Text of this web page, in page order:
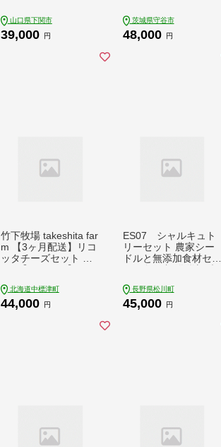
山口県下関市
39,000 円
茨城県守谷市
48,000 円
竹下牧場 takeshita far
m 【3ヶ月配送】リコ
ッタチーズセット 計4
北海道中標津町
44,000 円
ES07 シャルキュト
リーセット 農家シー
ドルと無添加食材セッ
ギフト 贈答 シードル
りんごのお酒 ソーセ
長野県松川町
45,000 円